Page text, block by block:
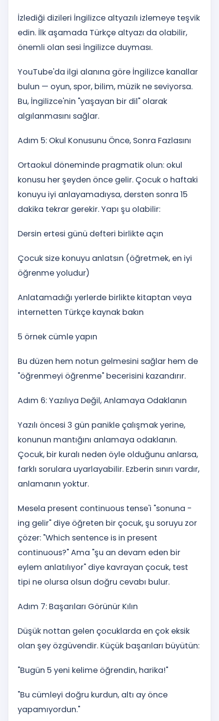
İzlediği dizileri İngilizce altyazılı izlemeye teşvik
edin. İlk aşamada Türkçe altyazı da olabilir,
önemli olan sesi İngilizce duyması.
YouTube'da ilgi alanına göre İngilizce kanallar
bulun — oyun, spor, bilim, müzik ne seviyorsa.
Bu, İngilizce'nin "yaşayan bir dil" olarak
algılanmasını sağlar.
Adım 5: Okul Konusunu Önce, Sonra Fazlasını
Ortaokul döneminde pragmatik olun: okul
konusu her şeyden önce gelir. Çocuk o haftaki
konuyu iyi anlayamadıysa, dersten sonra 15
dakika tekrar gerekir. Yapı şu olabilir:
Dersin ertesi günü defteri birlikte açın
Çocuk size konuyu anlatsın (öğretmek, en iyi
öğrenme yoludur)
Anlatamadığı yerlerde birlikte kitaptan veya
internetten Türkçe kaynak bakın
5 örnek cümle yapın
Bu düzen hem notun gelmesini sağlar hem de
"öğrenmeyi öğrenme" becerisini kazandırır.
Adım 6: Yazılıya Değil, Anlamaya Odaklanın
Yazılı öncesi 3 gün panikle çalışmak yerine,
konunun mantığını anlamaya odaklanın.
Çocuk, bir kuralı neden öyle olduğunu anlarsa,
farklı sorulara uyarlayabilir. Ezberin sınırı vardır,
anlamanın yoktur.
Mesela present continuous tense'i "sonuna -
ing gelir" diye öğreten bir çocuk, şu soruyu zor
çözer: "Which sentence is in present
continuous?" Ama "şu an devam eden bir
eylem anlatılıyor" diye kavrayan çocuk, test
tipi ne olursa olsun doğru cevabı bulur.
Adım 7: Başarıları Görünür Kılın
Düşük nottan gelen çocuklarda en çok eksik
olan şey özgüvendir. Küçük başarıları büyütün:
"Bugün 5 yeni kelime öğrendin, harika!"
"Bu cümleyi doğru kurdun, altı ay önce
yapamıyordun."